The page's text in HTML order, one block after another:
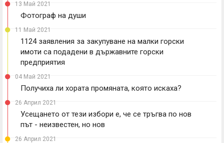
13 Май 2021
Фотограф на души
11 Май 2021
1124 заявления за закупуване на малки горски
имоти са подадени в държавните горски
предприятия
04 Май 2021
Получиха ли хората промяната, която искаха?
26 Април 2021
Усещането от тези избори е, че се тръгва по нов
път - неизвестен, но нов
26 Април 2021